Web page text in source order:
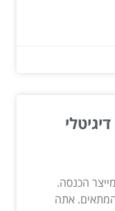
הכנסה.
אתה